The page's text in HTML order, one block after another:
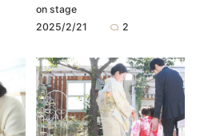
on stage
2025/2/21
2